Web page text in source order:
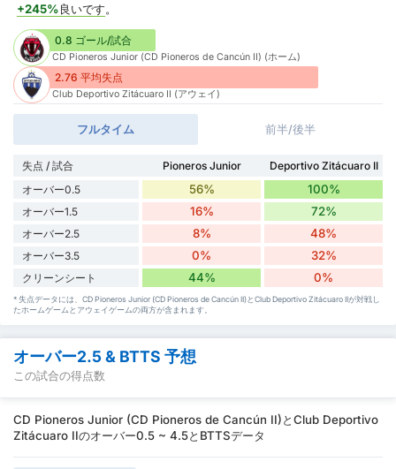
+245%良いです。
0.8 ゴール/試合
CD Pioneros Junior (CD Pioneros de Cancún II) (ホーム)
2.76 平均失点
Club Deportivo Zitácuaro II (アウェイ)
フルタイム 前半/後半
失点 / 試合 Pioneros Junior
Deportivo Zitácuaro II
オーバー0.5
56% 100%
オーバー1.5 16% 72%
オーバー2.5 8% 48%
オーバー3.5 0% 32%
クリーンシート 44% 0%
* 失点データには、CD Pioneros Junior (CD Pioneros de Cancún II)とClub Deportivo Zitácuaro IIが対戦し
たホームゲームとアウェイゲームの両方が含まれます。
オーバー2.5 & BTTS 予想
この試合の得点数
CD Pioneros Junior (CD Pioneros de Cancún II)とClub Deportivo
Zitácuaro IIのオーバー0.5 ~ 4.5とBTTSデータ